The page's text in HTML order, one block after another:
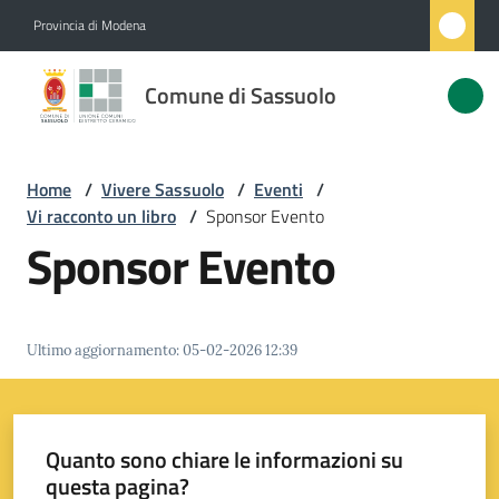
Provincia di Modena
Comune di Sassuolo
Comune
di
Novità
Servizi
Vivere
Sassuolo
Menu selezionato
Home / Vivere Sassuolo / Eventi /
Vi racconto un libro / Sponsor Evento
Sponsor Evento
Ultimo aggiornamento:05-02-2026 12:39
Quanto sono chiare le informazioni su
questa pagina?